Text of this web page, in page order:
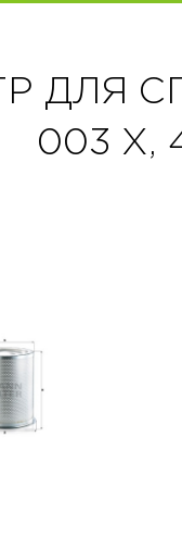
ДЛЯ
003 X,